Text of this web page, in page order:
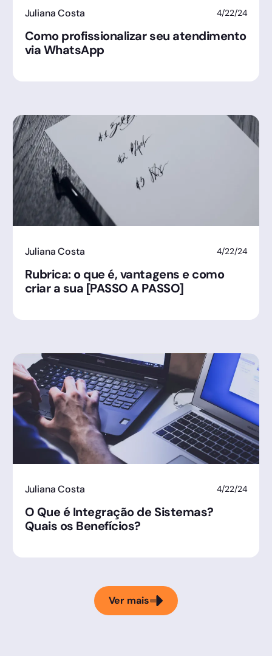
Juliana Costa 4/22/24
Como profissionalizar seu atendimento
via WhatsApp
Juliana Costa 4/22/24
Rubrica: o que é, vantagens e como
criar a sua [PASSO A PASSO]
Juliana Costa 4/22/24
O Que é Integração de Sistemas?
Quais os Benefícios?
Ver mais